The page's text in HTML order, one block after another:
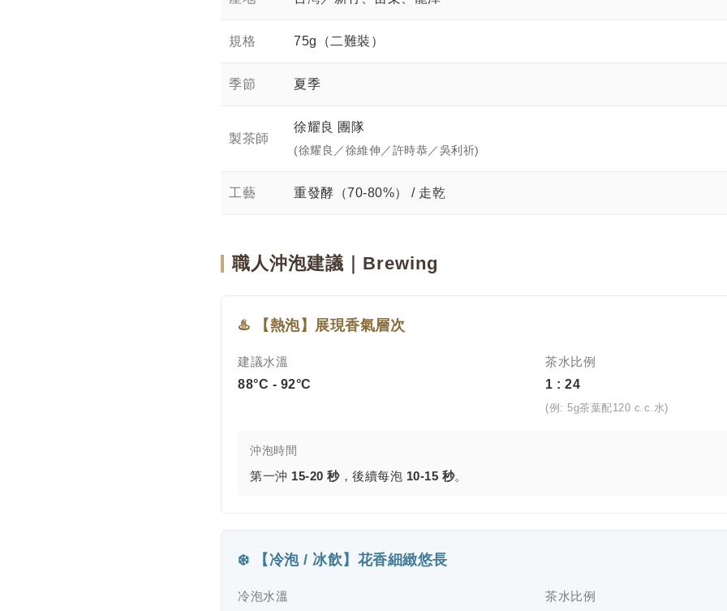
規格 75g（二難裝）
季節 夏季
製茶師
徐耀良 團隊
(徐耀良／徐維伸／許時恭／吳利祈)
工藝 重發酵（70-80%） / 走乾
職人沖泡建議｜Brewing
♨️ 【熱泡】展現香氣層次
建議水溫
88°C - 92°C
茶水比例
1 : 24
(例: 5g茶葉配120 c.c.水)
沖泡時間
第一沖 15-20 秒，後續每泡 10-15 秒。
❄️ 【冷泡 / 冰飲】花香細緻悠長
冷泡水溫
茶水比例